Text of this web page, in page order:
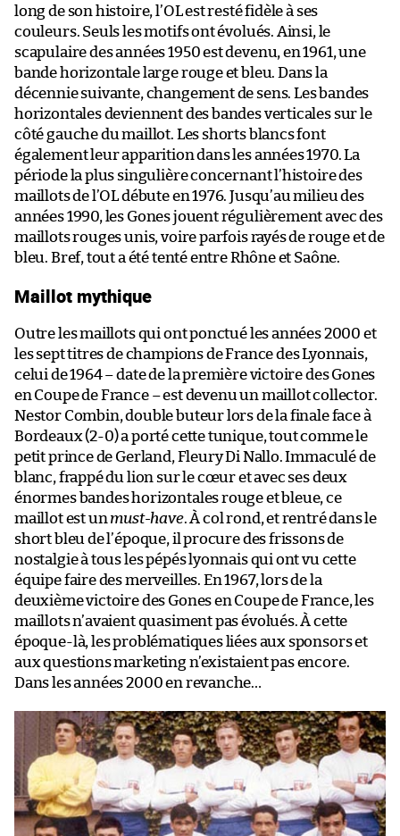
long de son histoire, l’OL est resté fidèle à ses
couleurs. Seuls les motifs ont évolués. Ainsi, le
scapulaire des années 1950 est devenu, en 1961, une
bande horizontale large rouge et bleu. Dans la
décennie suivante, changement de sens. Les bandes
horizontales deviennent des bandes verticales sur le
côté gauche du maillot. Les shorts blancs font
également leur apparition dans les années 1970. La
période la plus singulière concernant l’histoire des
maillots de l’OL débute en 1976. Jusqu’au milieu des
années 1990, les Gones jouent régulièrement avec des
maillots rouges unis, voire parfois rayés de rouge et de
bleu. Bref, tout a été tenté entre Rhône et Saône.
Maillot mythique
Outre les maillots qui ont ponctué les années 2000 et
les sept titres de champions de France des Lyonnais,
celui de 1964 – date de la première victoire des Gones
en Coupe de France – est devenu un maillot collector.
Nestor Combin, double buteur lors de la finale face à
Bordeaux (2-0) a porté cette tunique, tout comme le
petit prince de Gerland, Fleury Di Nallo. Immaculé de
blanc, frappé du lion sur le cœur et avec ses deux
énormes bandes horizontales rouge et bleue, ce
maillot est un must-have. À col rond, et rentré dans le
short bleu de l’époque, il procure des frissons de
nostalgie à tous les pépés lyonnais qui ont vu cette
équipe faire des merveilles. En 1967, lors de la
deuxième victoire des Gones en Coupe de France, les
maillots n’avaient quasiment pas évolués. À cette
époque-là, les problématiques liées aux sponsors et
aux questions marketing n’existaient pas encore.
Dans les années 2000 en revanche…